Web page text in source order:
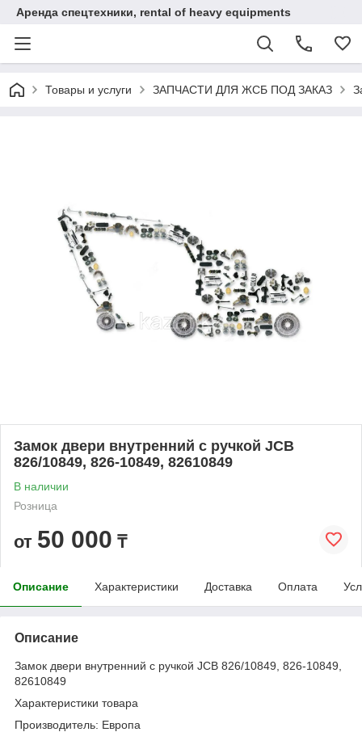
Аренда спецтехники, rental of heavy equipments
Товары и услуги ЗАПЧАСТИ ДЛЯ ЖСБ ПОД ЗАКАЗ
Замок двери внутренний с ручкой JCB
826/10849, 826-10849, 82610849
В наличии
Розница
от 50 000 ₸
Описание Характеристики Доставка Оплата
Описание
Замок двери внутренний с ручкой JCB 826/10849, 826-10849,
82610849
Характеристики товара
Производитель: Европа